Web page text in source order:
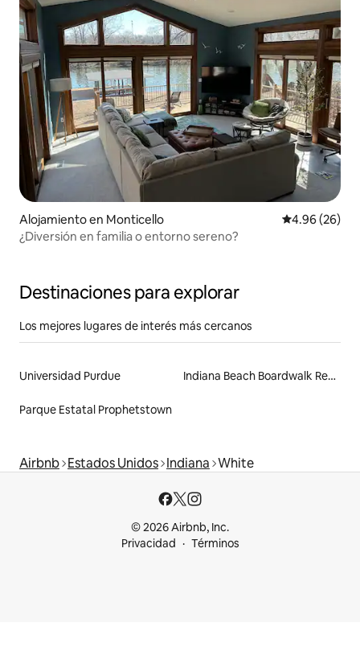
Alojamiento en Monticello Calificación
4.96 (26)
¿Diversión en familia o entorno sereno?
Destinaciones para explorar
Los mejores lugares de interés más cercanos
Universidad Purdue Indiana Beach Boardwalk Resort
Parque Estatal Prophetstown
Airbnb Estados Unidos Indiana White
© 2026 Airbnb, Inc.
Privacidad
Términos